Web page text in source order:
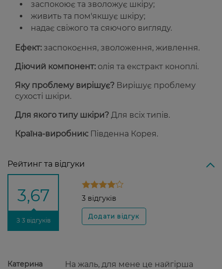
заспокоює та зволожує шкіру;
живить та пом'якшує шкіру;
надає свіжого та сяючого вигляду.
Ефект: заспокоєння, зволоження, живлення.
Діючий компонент: олія та екстракт коноплі.
Яку проблему вирішує? Вирішує проблему
сухості шкіри.
Для якого типу шкіри? Для всіх типів.
Країна-виробник: Південна Корея.
Рейтинг та відгуки
3,67
З 3 відгуків
3 відгуків
Катерина На жаль, для мене це найгірша